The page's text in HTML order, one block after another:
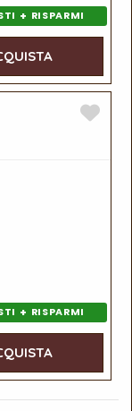
+ RISPARMI
+ RISPARMI